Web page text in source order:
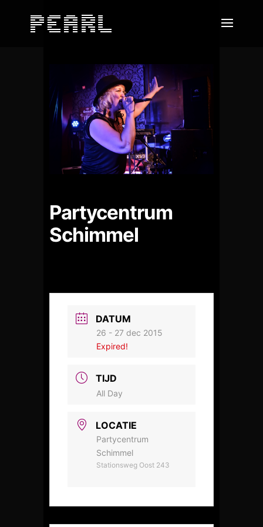
Partycentrum
Schimmel
DATUM
26 - 27 dec 2015
Expired!
TIJD
All Day
LOCATIE
Partycentrum
Schimmel
Stationsweg Oost 243